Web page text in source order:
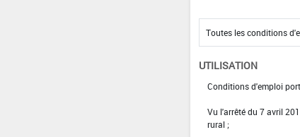
UTILISATION
Conditions d'emploi
Vu l'arrêté du 7 avril
rural ;